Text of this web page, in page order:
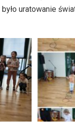
uratowanie